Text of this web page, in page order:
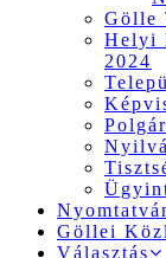
Gölle
Helyi
2024
Göllei
Választás